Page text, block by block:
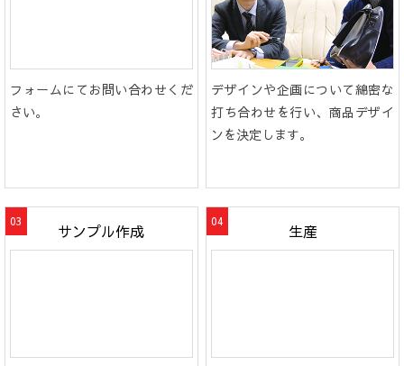
フォームにてお問い合わせくだ
さい。
デザインや企画について綿密な
打ち合わせを行い、商品デザイ
ンを決定します。
サンプル作成 生産